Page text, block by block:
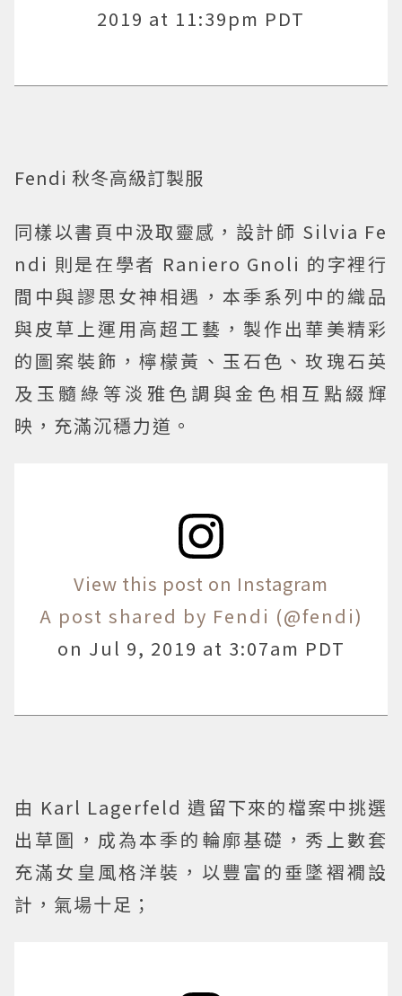
2019 at 11:39pm PDT
Fendi 秋冬高級訂製服
同樣以書頁中汲取靈感，設計師 Silvia Fe
ndi 則是在學者 Raniero Gnoli 的字裡行
間中與謬思女神相遇，本季系列中的織品
與皮草上運用高超工藝，製作出華美精彩
的圖案裝飾，檸檬黃、玉石色、玫瑰石英
及玉髓綠等淡雅色調與金色相互點綴輝
映，充滿沉穩力道。
View this post on Instagram
A post shared by Fendi (@fendi)
on Jul 9, 2019 at 3:07am PDT
由 Karl Lagerfeld 遺留下來的檔案中挑選
出草圖，成為本季的輪廓基礎，秀上數套
充滿女皇風格洋裝，以豐富的垂墜褶襉設
計，氣場十足；